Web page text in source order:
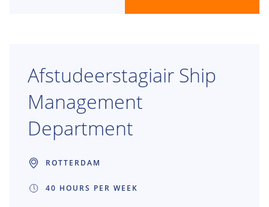
Afstudeerstagiair Ship
Management
Department
ROTTERDAM
40 HOURS PER WEEK